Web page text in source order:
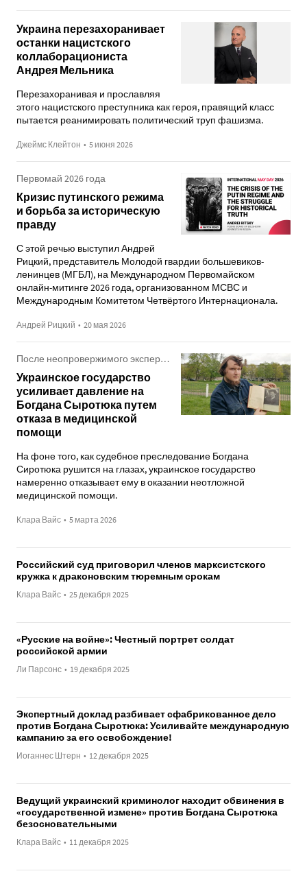
Украина перезахоранивает
останки нацистского
коллаборациониста
Андрея Мельника
Перезахоранивая и прославляя
этого нацистского преступника как героя, правящий класс
пытается реанимировать политический труп фашизма.
Джеймс Клейтон • 5 июня 2026
Первомай 2026 года
Кризис путинского режима
и борьба за историческую
правду
С этой речью выступил Андрей
Рицкий, представитель Молодой гвардии большевиков-
ленинцев (МГБЛ), на Международном Первомайском
онлайн-митинге 2026 года, организованном МСВС и
Международным Комитетом Четвёртого Интернационала.
Андрей Рицкий • 20 мая 2026
После неопровержимого экспертного заключения
Украинское государство
усиливает давление на
Богдана Сыротюка путем
отказа в медицинской
помощи
На фоне того, как судебное преследование Богдана
Сиротюка рушится на глазах, украинское государство
намеренно отказывает ему в оказании неотложной
медицинской помощи.
Клара Вайс • 5 марта 2026
Российский суд приговорил членов марксистского
кружка к драконовским тюремным срокам
Клара Вайс • 25 декабря 2025
«Русские на войне»: Честный портрет солдат
российской армии
Ли Парсонс • 19 декабря 2025
Экспертный доклад разбивает сфабрикованное дело
против Богдана Сыротюка: Усиливайте международную
кампанию за его освобождение!
Иоганнес Штерн • 12 декабря 2025
Ведущий украинский криминолог находит обвинения в
«государственной измене» против Богдана Сыротюка
безосновательными
Клара Вайс • 11 декабря 2025